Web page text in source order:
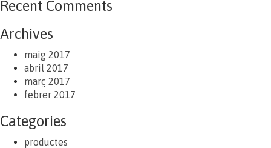
Recent Comments
Archives
maig 2017
abril 2017
març 2017
febrer 2017
Categories
productes